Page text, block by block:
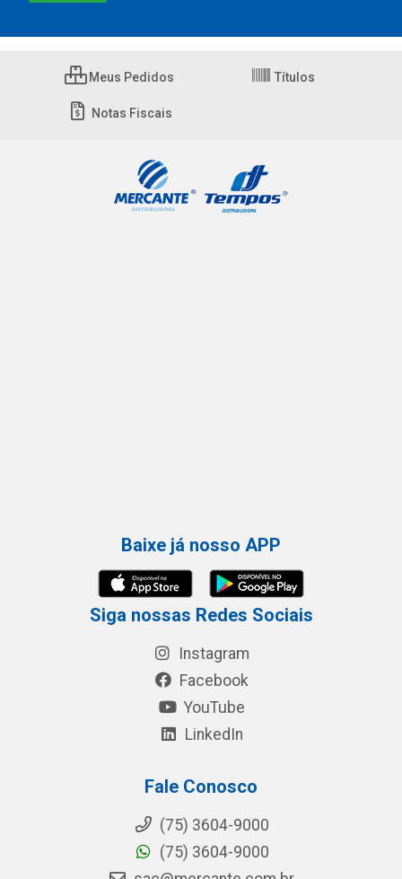
Meus Pedidos Títulos
Notas Fiscais
Baixe já nosso APP
Siga nossas Redes Sociais
Instagram
Facebook
YouTube
LinkedIn
Fale Conosco
(75) 3604-9000
(75) 3604-9000